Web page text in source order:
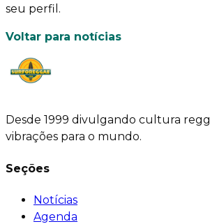
seu perfil.
Voltar para notícias
Desde 1999 divulgando cultura
vibrações para o mundo.
Seções
Notícias
Agenda